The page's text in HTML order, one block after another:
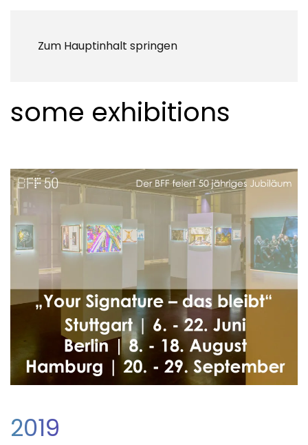
Zum Hauptinhalt springen
some exhibitions
2019